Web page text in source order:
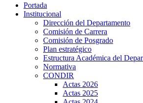
Portada
Institucional
Dirección del Departamento
Comisión de Carrera
Comisión de Posgrado
Plan estratégico
Estructura Académica del
Normativa
CONDIR
Actas 2026
Actas 2025